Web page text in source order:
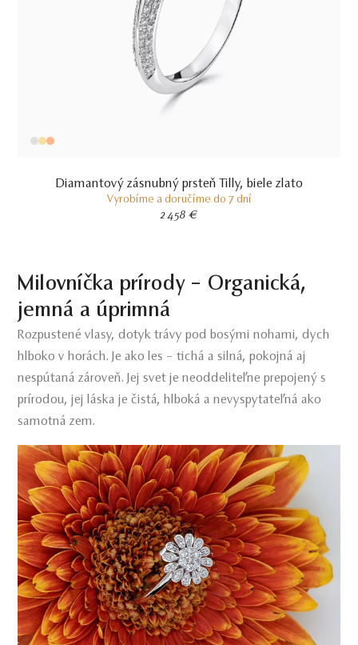
Diamantový zásnubný prsteň Tilly, biele zlato
Vyrobíme a doručíme do 7 dní
2 458 €
Milovníčka prírody – Organická,
jemná a úprimná
Rozpustené vlasy, dotyk trávy pod bosými nohami, dych
hlboko v horách. Je ako les – tichá a silná, pokojná aj
nespútaná zároveň. Jej svet je neoddeliteľne prepojený s
prírodou, jej láska je čistá, hlboká a nevyspytateľná ako
samotná zem.